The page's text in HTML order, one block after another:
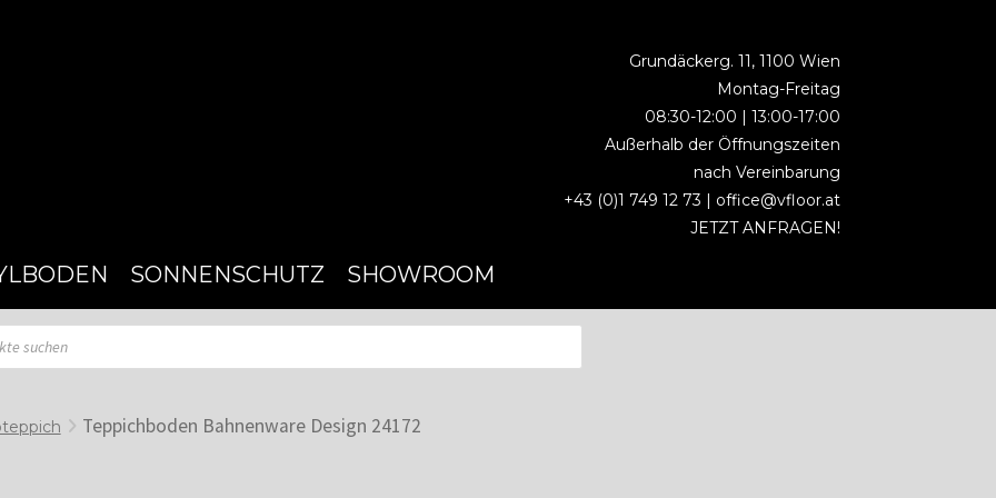
Grundäckerg. 11, 1100 Wien
Montag-Freitag
08:30-12:00 | 13:00-17:00
Außerhalb der Öffnungszeiten
nach Vereinbarung
+43 (0)1 749 12 73 | office@vfloor.at
JETZT ANFRAGEN!
SONNENSCHUTZ SHOWROOM
Teppichboden Bahnenware Design 24172